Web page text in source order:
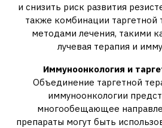
и снизить риск развития
также комбинации таргетной
методами лечения‚ такими
лучевая терапия и
Иммуноонкология и
Объединение таргетной
иммуноонкологии
многообещающее
препараты могут быть